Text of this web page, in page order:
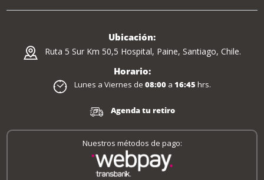
Ubicación:
Ruta 5 Sur Km 50,5 Hospital, Paine, Santiago, Chile.
Horario:
Lunes a Viernes de 08:00 a 16:45 hrs.
Agenda tu retiro
Nuestros métodos de pago: